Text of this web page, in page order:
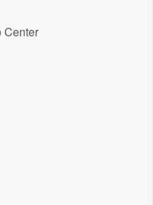
Center